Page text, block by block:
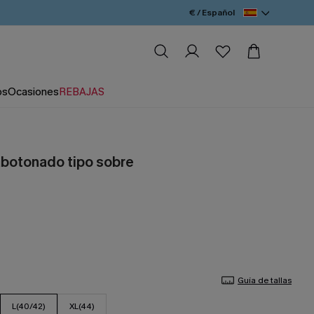
€ / Español
OcasionesREBAJAS
tipo sobre
Guía de tallas
L(40/42) XL(44)